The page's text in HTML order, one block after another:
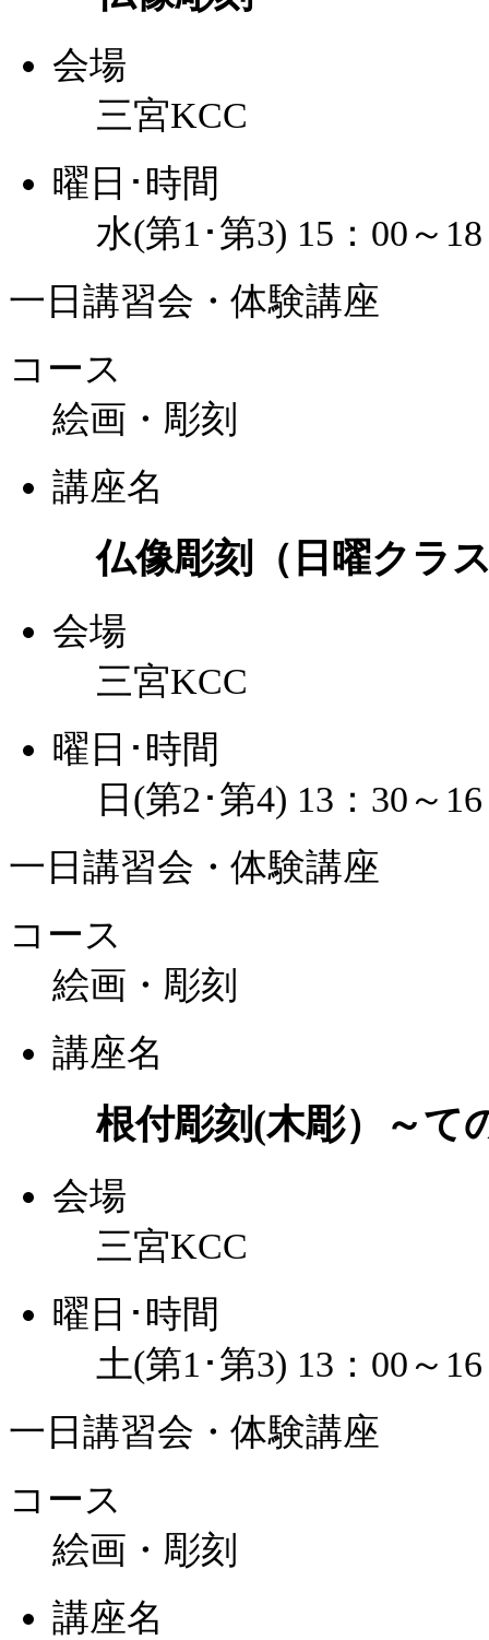
会場
三宮KCC
曜日･時間
水(第1･第3) 15：00～
一日講習会・体験講座
コース
絵画・彫刻
講座名
仏像彫刻（日曜クラ
会場
三宮KCC
曜日･時間
日(第2･第4) 13：30～
一日講習会・体験講座
コース
絵画・彫刻
講座名
根付彫刻(木彫）～て
会場
三宮KCC
曜日･時間
土(第1･第3) 13：00～
一日講習会・体験講座
コース
絵画・彫刻
講座名